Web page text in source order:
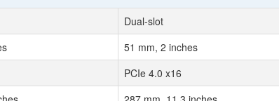
Dual-slot
51 mm, 2 inches
PCIe 4.0 x16